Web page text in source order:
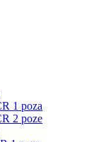
1 poza
2 poze